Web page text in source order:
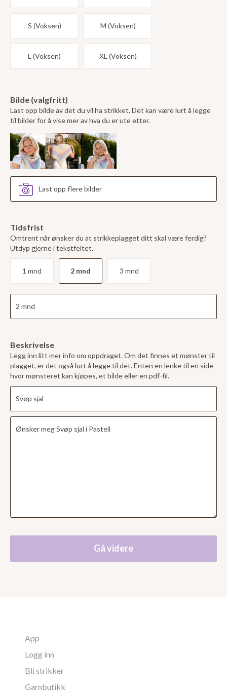
S (Voksen) M (Voksen)
L (Voksen) XL (Voksen)
Bilde (valgfritt)
Last opp bilde av det du vil ha strikket. Det kan være lurt å legge
til bilder for å vise mer av hva du er ute etter.
Last opp flere bilder
Tidsfrist
Omtrent når ønsker du at strikkeplagget ditt skal være ferdig?
Utdyp gjerne i tekstfeltet.
1 mnd 2 mnd 3 mnd
Beskrivelse
Legg inn litt mer info om oppdraget. Om det finnes et mønster til
plagget, er det også lurt å legge til det. Enten en lenke til en side
hvor mønsteret kan kjøpes, et bilde eller en pdf-fil.
Gå videre
App
Logg inn
Bli strikker
Garnbutikk